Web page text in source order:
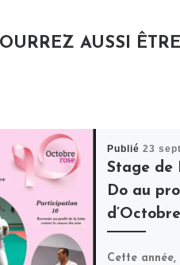
AUSSI
Publié23
Stage de
Do au
Cette année,